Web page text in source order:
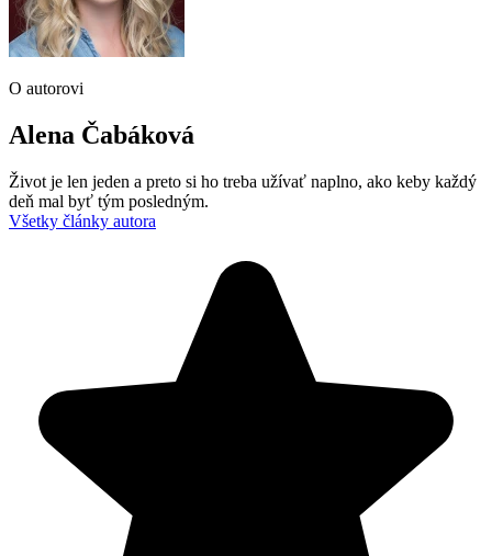
O autorovi
Alena Čabáková
Život je len jeden a preto si ho treba užívať naplno, ako keby každý
deň mal byť tým posledným.
Všetky články autora